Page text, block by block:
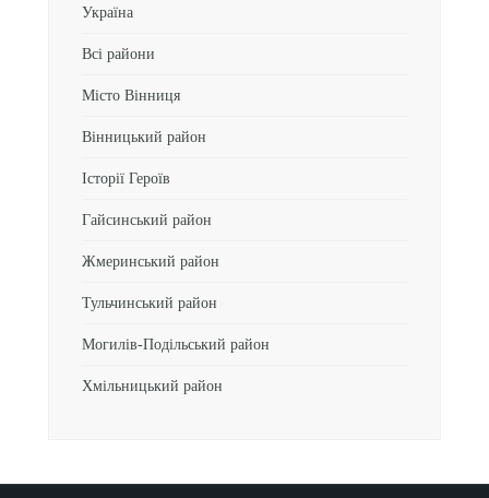
Україна
Всі райони
Місто Вінниця
Вінницький район
Історії Героїв
Гайсинський район
Жмеринський район
Тульчинський район
Могилів-Подільський район
Хмільницький район